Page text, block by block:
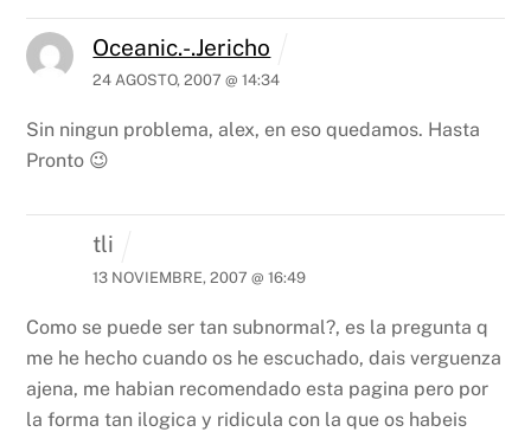
Oceanic.-.Jericho
24 AGOSTO, 2007 @ 14:34
Sin ningun problema, alex, en eso quedamos. Hasta
Pronto 😉
tli
13 NOVIEMBRE, 2007 @ 16:49
Como se puede ser tan subnormal?, es la pregunta q
me he hecho cuando os he escuchado, dais verguenza
ajena, me habian recomendado esta pagina pero por
la forma tan ilogica y ridicula con la que os habeis